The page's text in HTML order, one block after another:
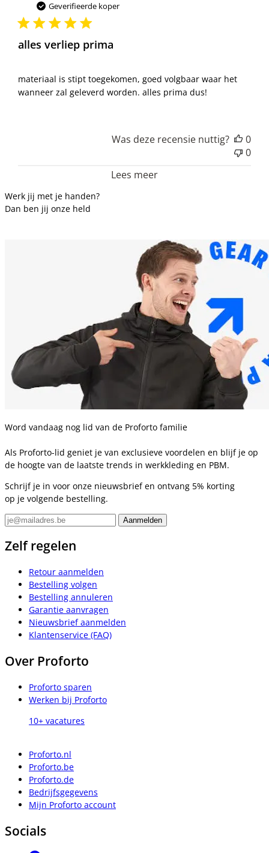
Geverifieerde koper
alles verliep prima
materiaal is stipt toegekomen, goed volgbaar waar het
wanneer zal geleverd worden. alles prima dus!
Was deze recensie nuttig?
0
0
Lees meer
Werk jij met je handen?
Dan ben jij onze held
Word vandaag nog lid van de Proforto familie
Als Proforto-lid geniet je van exclusieve voordelen en blijf je op
de hoogte van de laatste trends in werkkleding en PBM.
Schrijf je in voor onze nieuwsbrief en ontvang 5% korting
op je volgende bestelling.
Zelf regelen
Retour aanmelden
Bestelling volgen
Bestelling annuleren
Garantie aanvragen
Nieuwsbrief aanmelden
Klantenservice (FAQ)
Over Proforto
Proforto sparen
Werken bij Proforto
10+ vacatures
Proforto.nl
Proforto.be
Proforto.de
Bedrijfsgegevens
Mijn Proforto account
Socials